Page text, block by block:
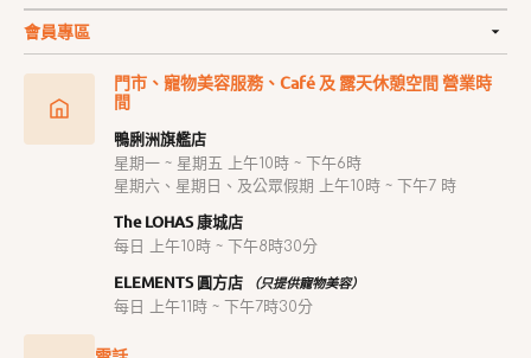
會員專區
門市、寵物美容服務、Café 及 露天休憩空間 營業時
間
鴨脷洲旗艦店
星期一 ~ 星期五 上午10時 ~ 下午6時
星期六、星期日、及公眾假期 上午10時 ~ 下午7 時
The LOHAS 康城店
每日 上午10時 ~ 下午8時30分
ELEMENTS 圓方店 （只提供寵物美容）
每日 上午11時 ~ 下午7時30分